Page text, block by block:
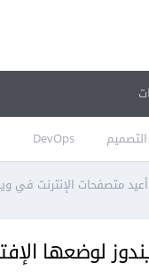
التصميم DevOps
متصفحات الإنترنت في
لوضعها